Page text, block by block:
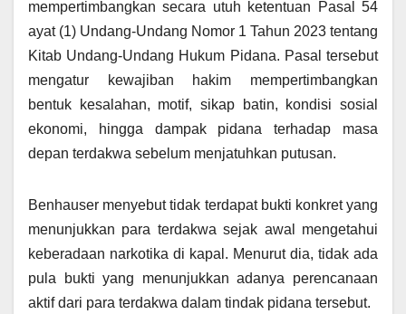
mempertimbangkan secara utuh ketentuan Pasal 54
ayat (1) Undang-Undang Nomor 1 Tahun 2023 tentang
Kitab Undang-Undang Hukum Pidana. Pasal tersebut
mengatur kewajiban hakim mempertimbangkan
bentuk kesalahan, motif, sikap batin, kondisi sosial
ekonomi, hingga dampak pidana terhadap masa
depan terdakwa sebelum menjatuhkan putusan.
Benhauser menyebut tidak terdapat bukti konkret yang
menunjukkan para terdakwa sejak awal mengetahui
keberadaan narkotika di kapal. Menurut dia, tidak ada
pula bukti yang menunjukkan adanya perencanaan
aktif dari para terdakwa dalam tindak pidana tersebut.